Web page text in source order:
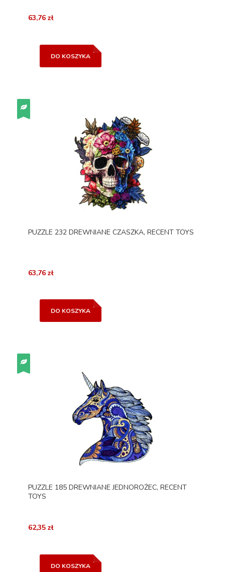
63,76 zł
DO KOSZYKA
PUZZLE 232 DREWNIANE CZASZKA, RECENT TOYS
63,76 zł
DO KOSZYKA
PUZZLE 185 DREWNIANE JEDNOROŻEC, RECENT
TOYS
62,35 zł
DO KOSZYKA